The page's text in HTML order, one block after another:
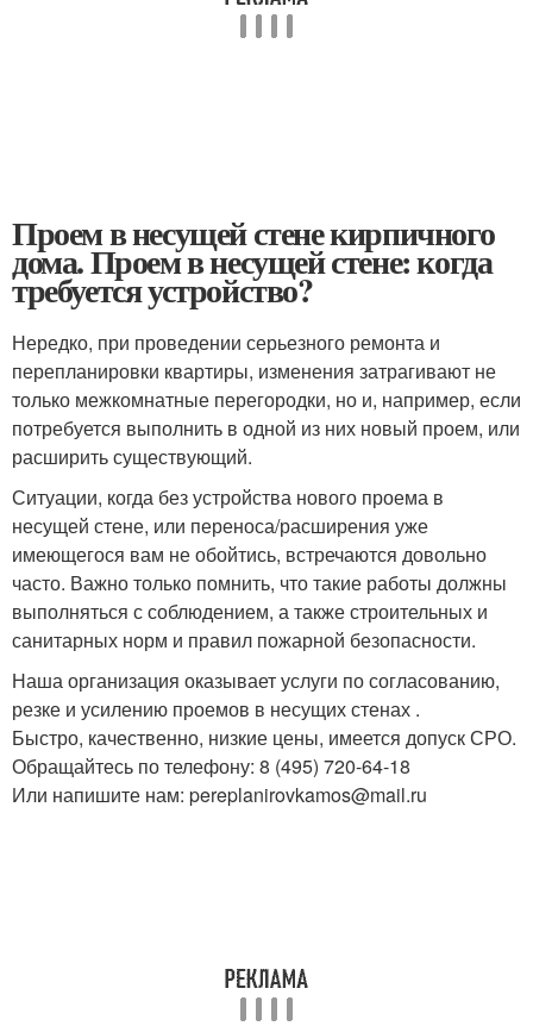
Проем в несущей стене кирпичного
дома. Проем в несущей стене: когда
требуется устройство?
Нередко, при проведении серьезного ремонта и
перепланировки квартиры, изменения затрагивают не
только межкомнатные перегородки, но и, например, если
потребуется выполнить в одной из них новый проем, или
расширить существующий.
Ситуации, когда без устройства нового проема в
несущей стене, или переноса/расширения уже
имеющегося вам не обойтись, встречаются довольно
часто. Важно только помнить, что такие работы должны
выполняться с соблюдением, а также строительных и
санитарных норм и правил пожарной безопасности.
Наша организация оказывает услуги по согласованию,
резке и усилению проемов в несущих стенах .
Быстро, качественно, низкие цены, имеется допуск СРО.
Обращайтесь по телефону: 8 (495) 720-64-18
Или напишите нам: pereplanirovkamos@mail.ru